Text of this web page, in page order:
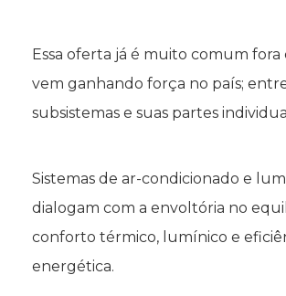
Essa oferta já é muito comum fora
vem ganhando força no país;
subsistemas e suas partes
Sistemas de ar-condicionado e
dialogam com a envoltória no
conforto térmico, lumínico e
energética.